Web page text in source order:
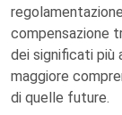
compensazione
dei significati più
maggiore
di quelle future.